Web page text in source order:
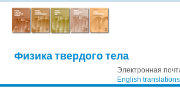
Физика твердого тела
Электронная
English translations